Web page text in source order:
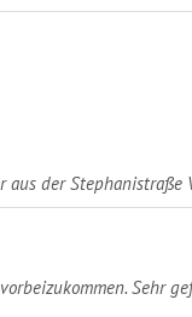
der Stephanistraße
Sehr